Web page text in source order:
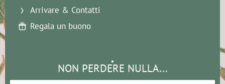
Arrivare & Contatti
Regala un buono
NON PERDERE NULLA...